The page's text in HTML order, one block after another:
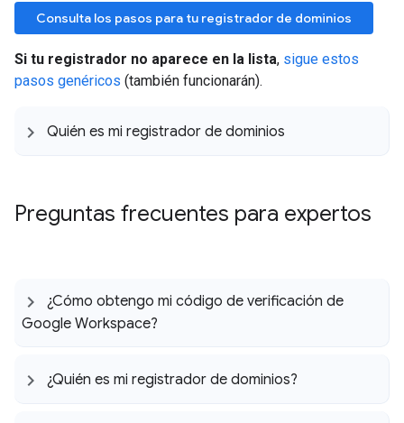
Consulta los pasos para tu registrador de dominios
Si tu registrador no aparece en la lista, sigue estos
pasos genéricos (también funcionarán).
Quién es mi registrador de dominios
Preguntas frecuentes para expertos
¿Cómo obtengo mi código de verificación de
Google Workspace?
¿Quién es mi registrador de dominios?